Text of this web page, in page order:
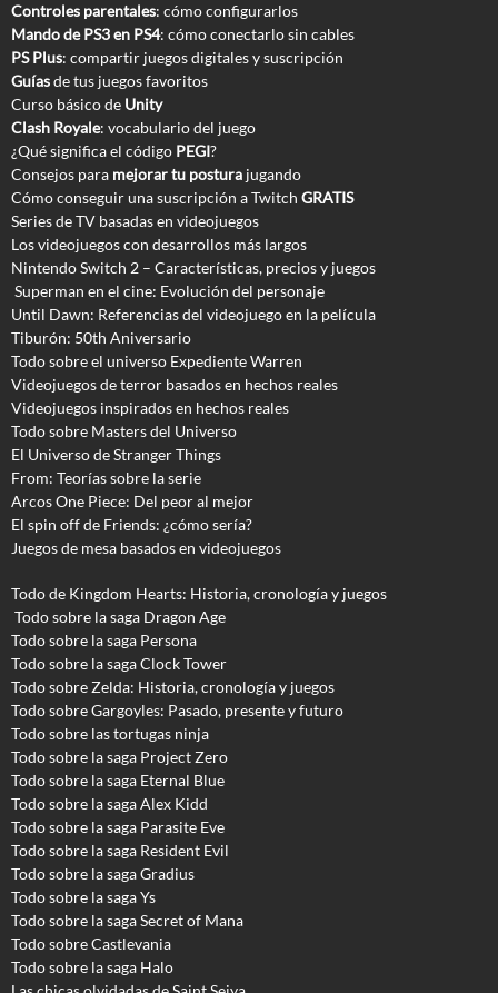
Controles parentales: cómo configurarlos
Mando de PS3 en PS4: cómo conectarlo sin cables
PS Plus: compartir juegos digitales y suscripción
Guíasde tus juegos favoritos
Curso básico de Unity
Clash Royale: vocabulario del juego
¿Qué significa el código PEGI?
Consejos para mejorar tu postura jugando
Cómo conseguir una suscripción a Twitch GRATIS
Series de TV basadas en videojuegos
Los videojuegos con desarrollos más largos
Nintendo Switch 2 – Características, precios y juegos
Superman en el cine: Evolución del personaje
Until Dawn: Referencias del videojuego en la película
Tiburón: 50th Aniversario
Todo sobre el universo Expediente Warren
Videojuegos de terror basados en hechos reales
Videojuegos inspirados en hechos reales
Todo sobre Masters del Universo
El Universo de Stranger Things
From: Teorías sobre la serie
Arcos One Piece: Del peor al mejor
El spin off de Friends: ¿cómo sería?
Juegos de mesa basados en videojuegos
Todo de Kingdom Hearts: Historia, cronología y juegos
Todo sobre la saga Dragon Age
Todo sobre la saga Persona
Todo sobre la saga Clock Tower
Todo sobre Zelda: Historia, cronología y juegos
Todo sobre Gargoyles: Pasado, presente y futuro
Todo sobre las tortugas ninja
Todo sobre la saga Project Zero
Todo sobre la saga Eternal Blue
Todo sobre la saga Alex Kidd
Todo sobre la saga Parasite Eve
Todo sobre la saga Resident Evil
Todo sobre la saga Gradius
Todo sobre la saga Ys
Todo sobre la saga Secret of Mana
Todo sobre Castlevania
Todo sobre la saga Halo